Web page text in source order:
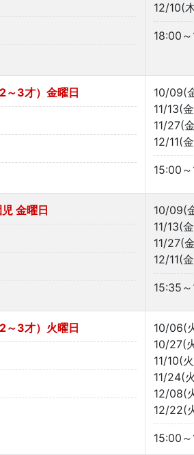
12/10(
18:00
～3才）金曜日
10/09(
11/13(
11/27(
12/11(
15:00
金曜日
10/09(
11/13(
11/27(
12/11(
15:35
～3才）火曜日
10/06(
10/27(
11/10(
11/24(
12/08(
12/22(
15:00